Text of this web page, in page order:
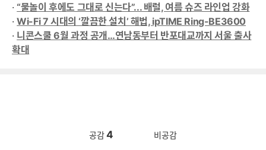
· “물놀이 후에도 그대로 신는다”... 배럴, 여름 슈즈 라인업 강화
·Wi-Fi 7 시대의 ‘깔끔한 설치’ 해법, ipTIME Ring-BE3600
· 니콘스쿨 6월 과정 공개…연남동부터 반포대교까지 서울 출사
확대
공감 4 비공감